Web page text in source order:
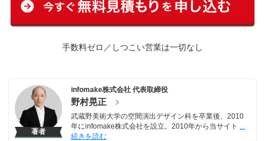
手数料ゼロ／しつこい営業は一切なし
著者
infomake株式会社 代表取締役
野村晃正
武蔵野美術大学の空間演出デザイン科を卒業後、2010
年にinfomake株式会社を設立。2010年から当サイト